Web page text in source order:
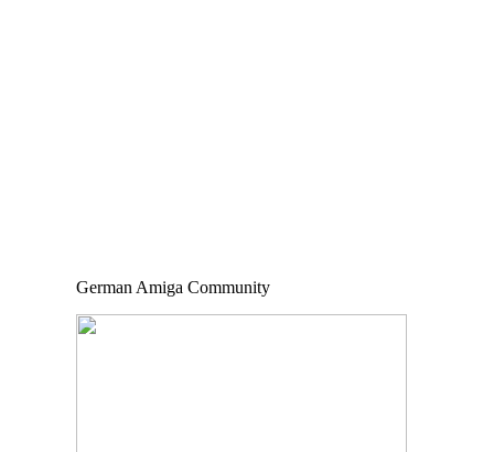
German Amiga Community